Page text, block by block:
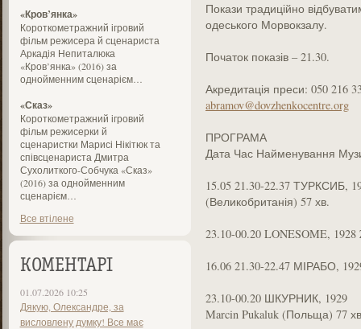
«Кров’янка»
Короткометражний ігровий
фільм режисера й сценариста
Аркадія Непиталюка
«Кров’янка» (2016) за
однойменним сценарієм…
«Сказ»
Короткометражний ігровий
фільм режисерки й
сценаристки Марисі Нікітюк та
співсценариста Дмитра
Сухолиткого-Собчука «Сказ»
(2016) за однойменним
сценарієм…
Все втілене
КОМЕНТАРІ
01.07.2026 10:25
Дякую, Олександре, за
висловлену думку! Все має
Покази традиційно
одеського Морвокзалу.
Початок показів – 21.30.
Акредитація преси: 050 216
abramov@dovzhenkocentre.org
ПРОГРАМА
Дата Час Найменування
15.05 21.30-22.37 ТУРКСИБ,
(Великобританія) 57 хв.
23.10-00.20 LONESOME, 1928
16.06 21.30-22.47 МІРАБО,
23.10-00.20 ШКУРНИК, 1929
Marcin Pukaluk (Польща) 77